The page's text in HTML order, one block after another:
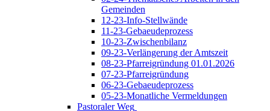
Gemeinden
12-23-Info-Stellwände
11-23-Gebaeudeprozess
10-23-Zwischenbilanz
09-23-Verlängerung der Amtszeit
08-23-Pfarreigründung 01.01.2026
07-23-Pfarreigründung
06-23-Gebaeudeprozess
05-23-Monatliche Vermeldungen
Pastoraler Weg